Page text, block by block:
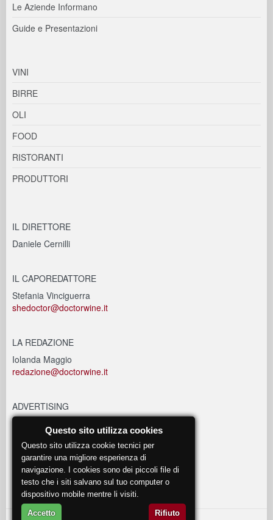
Le Aziende Informano
Guide e Presentazioni
VINI
BIRRE
OLI
FOOD
RISTORANTI
PRODUTTORI
IL DIRETTORE
Daniele Cernilli
IL CAPOREDATTORE
Stefania Vinciguerra
shedoctor@doctorwine.it
LA REDAZIONE
Iolanda Maggio
redazione@doctorwine.it
ADVERTISING
EVENTI
eventi@doctorwine.it
Questo sito utilizza cookies
Questo sito utilizza cookie tecnici per
garantire una migliore esperienza di
navigazione. I cookies sono dei piccoli file di
testo che i siti salvano sul tuo computer o
dispositivo mobile mentre li visiti.
Accetto Rifiuto